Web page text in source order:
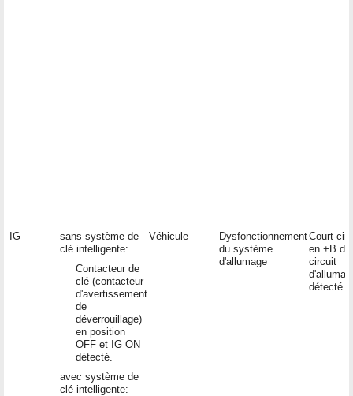
IG
sans système de
clé intelligente:
Contacteur de
clé (contacteur
d'avertissement
de
déverrouillage)
en position
OFF et IG ON
détecté.
avec système de
clé intelligente:
Véhicule
Dysfonctionnement
du système
d'allumage
Court-
en +B
circuit
détecté